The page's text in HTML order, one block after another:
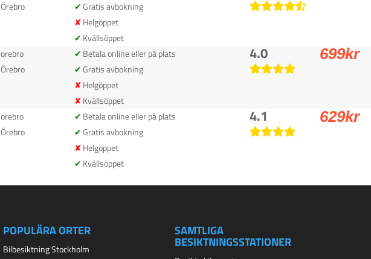
Örebro
Gratis avbokning
Helgöppet
Kvällsöppet
orebro
Örebro
Betala online eller på plats
Gratis avbokning
Helgöppet
Kvällsöppet
4.0 699kr
orebro
Örebro
Betala online eller på plats
Gratis avbokning
Helgöppet
Kvällsöppet
4.1 629kr
POPULÄRA ORTER
Bilbesiktning Stockholm
SAMTLIGA
BESIKTNINGSSTATIONER